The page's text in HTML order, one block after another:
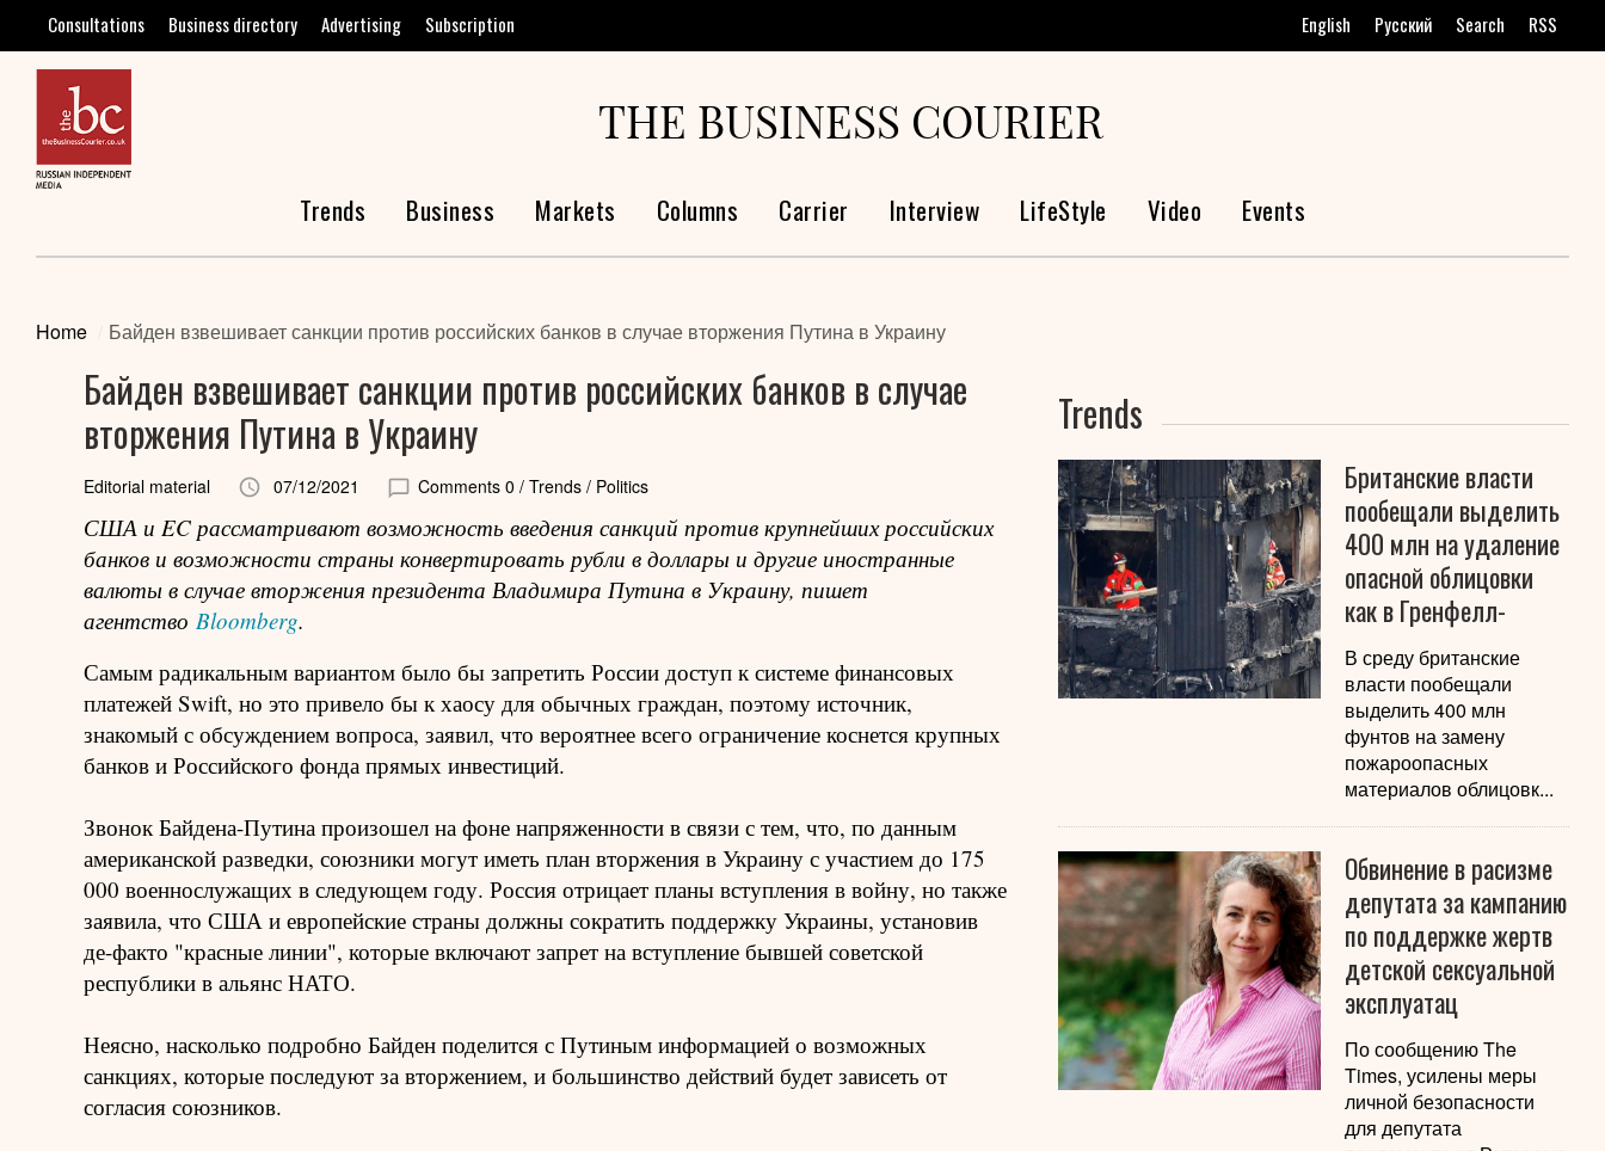
Consultations Business directory Advertising Subscription English Русский Search RSS
THE BUSINESS COURIER
Trends Business Markets Columns Carrier Interview LifeStyle Video Events
Home Байден взвешивает санкции против российских банков в случае вторжения Путина в Украину
Байден взвешивает санкции против российских банков в случае
вторжения Путина в Украину
Editorial material 07/12/2021 Comments 0 / Trends / Politics
США и EC рассматривают возможность введения санкций против крупнейших российских
банков и возможности страны конвертировать рубли в доллары и другие иностранные
валюты в случае вторжения президента Владимира Путина в Украину, пишет
агентство Bloomberg.
Самым радикальным вариантом было бы запретить России доступ к системе финансовых
платежей Swift, но это привело бы к хаосу для обычных граждан, поэтому источник,
знакомый с обсуждением вопроса, заявил, что вероятнее всего ограничение коснется крупных
банков и Российского фонда прямых инвестиций.
Звонок Байдена-Путина произошел на фоне напряженности в связи с тем, что, по данным
американской разведки, союзники могут иметь план вторжения в Украину с участием до 175
000 военнослужащих в следующем году. Россия отрицает планы вступления в войну, но также
заявила, что США и европейские страны должны сократить поддержку Украины, установив
де-факто "красные линии", которые включают запрет на вступление бывшей советской
республики в альянс НАТО.
Неясно, насколько подробно Байден поделится с Путиным информацией о возможных
санкциях, которые последуют за вторжением, и большинство действий будет зависеть от
согласия союзников.
Trends
Британские власти
пообещали выделить
400 млн на удаление
опасной облицовки
как в Гренфелл-
В среду британские
власти пообещали
выделить 400 млн
фунтов на замену
пожароопасных
материалов облицовк...
Обвинение в расизме
депутата за кампанию
по поддержке жертв
детской сексуальной
эксплуатац
По сообщению The
Times, усилены меры
личной безопасности
для депутата